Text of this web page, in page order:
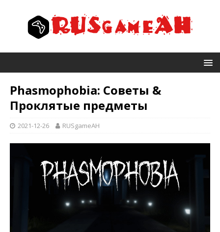
Phasmophobia: Советы &
Проклятые предметы
2021-12-26 RUSgameAH